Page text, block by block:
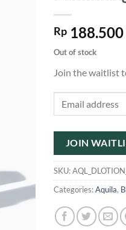
Rp 188.500
Out of stock
Join the waitlist
Enter
your
address
to
join
the
waitlist
for
this
JOIN
SKU:
Categories:Aquila,